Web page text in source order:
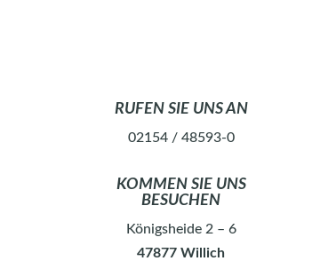
RUFEN SIE UNS AN
02154 / 48593-0
KOMMEN SIE UNS
BESUCHEN
Königsheide 2 – 6
47877 Willich